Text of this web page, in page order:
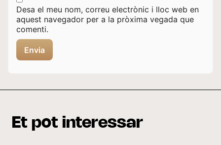
Desa el meu nom, correu electrònic i lloc web en
aquest navegador per a la pròxima vegada que
comenti.
Et pot interessar